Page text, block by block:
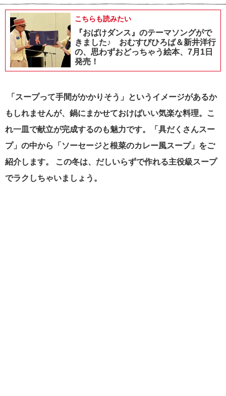
こちらも読みたい
『おばけダンス』のテーマソングがで
きました♪ おむすびひろば＆新井洋行
の、思わずおどっちゃう絵本、7月1日
発売！
「スープって手間がかかりそう」というイメージがあるか
もしれませんが、鍋にまかせておけばいい気楽な料理。こ
れ一皿で献立が完成するのも魅力です。「具だくさんスー
プ」の中から「ソーセージと根菜のカレー風スープ」をご
紹介します。 この冬は、だしいらずで作れる主役級スープ
でラクしちゃいましょう。